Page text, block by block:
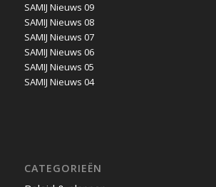
SAMIJ Nieuws 09
SAMIJ Nieuws 08
SAMIJ Nieuws 07
SAMIJ Nieuws 06
SAMIJ Nieuws 05
SAMIJ Nieuws 04
CATEGORIEËN